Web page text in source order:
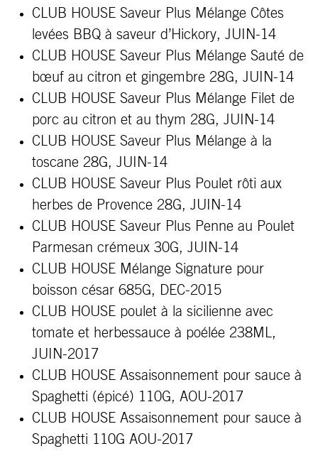
CLUB HOUSE Saveur Plus Mélange Côtes
levées BBQ à saveur d’Hickory, JUIN-14
CLUB HOUSE Saveur Plus Mélange Sauté de
bœuf au citron et gingembre 28G, JUIN-14
CLUB HOUSE Saveur Plus Mélange Filet de
porc au citron et au thym 28G, JUIN-14
CLUB HOUSE Saveur Plus Mélange à la
toscane 28G, JUIN-14
CLUB HOUSE Saveur Plus Poulet rôti aux
herbes de Provence 28G, JUIN-14
CLUB HOUSE Saveur Plus Penne au Poulet
Parmesan crémeux 30G, JUIN-14
CLUB HOUSE Mélange Signature pour
boisson césar 685G, DEC-2015
CLUB HOUSE poulet à la sicilienne avec
tomate et herbessauce à poélée 238ML,
JUIN-2017
CLUB HOUSE Assaisonnement pour sauce à
Spaghetti (épicé) 110G, AOU-2017
CLUB HOUSE Assaisonnement pour sauce à
Spaghetti 110G AOU-2017